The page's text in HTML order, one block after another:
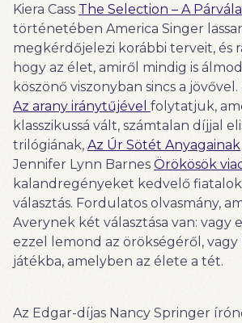
Kiera Cass The Selection – A
történetében America Singer
megkérdőjelezi korábbi terveit, és
hogy az élet, amiről mindig is
köszönő viszonyban sincs a
Az arany iránytűjével folytatjuk,
klasszikussá vált, számtalan díjjal
trilógiának, Az Úr Sötét Anyagainak
Jennifer Lynn Barnes Örökösök
kalandregényeket kedvelő fiatalok
választás. Fordulatos olvasmány,
Averynek két választása van: vagy
ezzel lemond az örökségéről, vagy
játékba, amelyben az élete a tét.
Az Edgar-díjas Nancy Springer